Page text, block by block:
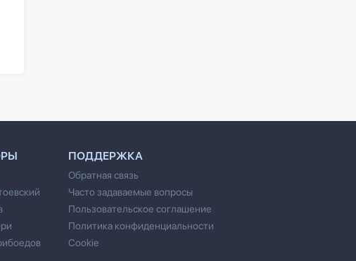
ПОДДЕРЖКА
Обратная связь
Часто задаваемые вопросы
Пользовательское соглашение
Политика конфиденциальности
Cookie